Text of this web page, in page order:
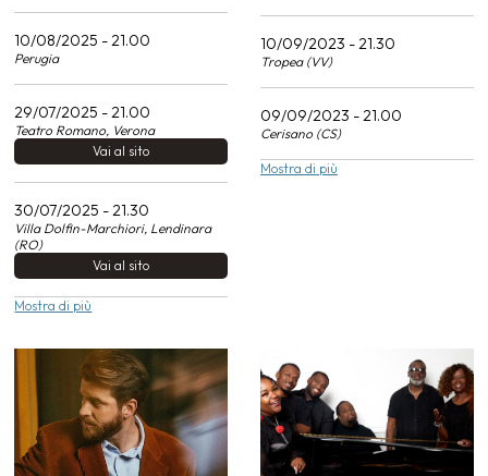
10/08/2025 - 21.00
Perugia
29/07/2025 - 21.00
Teatro Romano, Verona
Vai al sito
30/07/2025 - 21.30
Villa Dolfin-Marchiori, Lendinara
(RO)
Vai al sito
Mostra di più
10/09/2023 - 21.30
Tropea (VV)
09/09/2023 - 21.00
Cerisano (CS)
Mostra di più